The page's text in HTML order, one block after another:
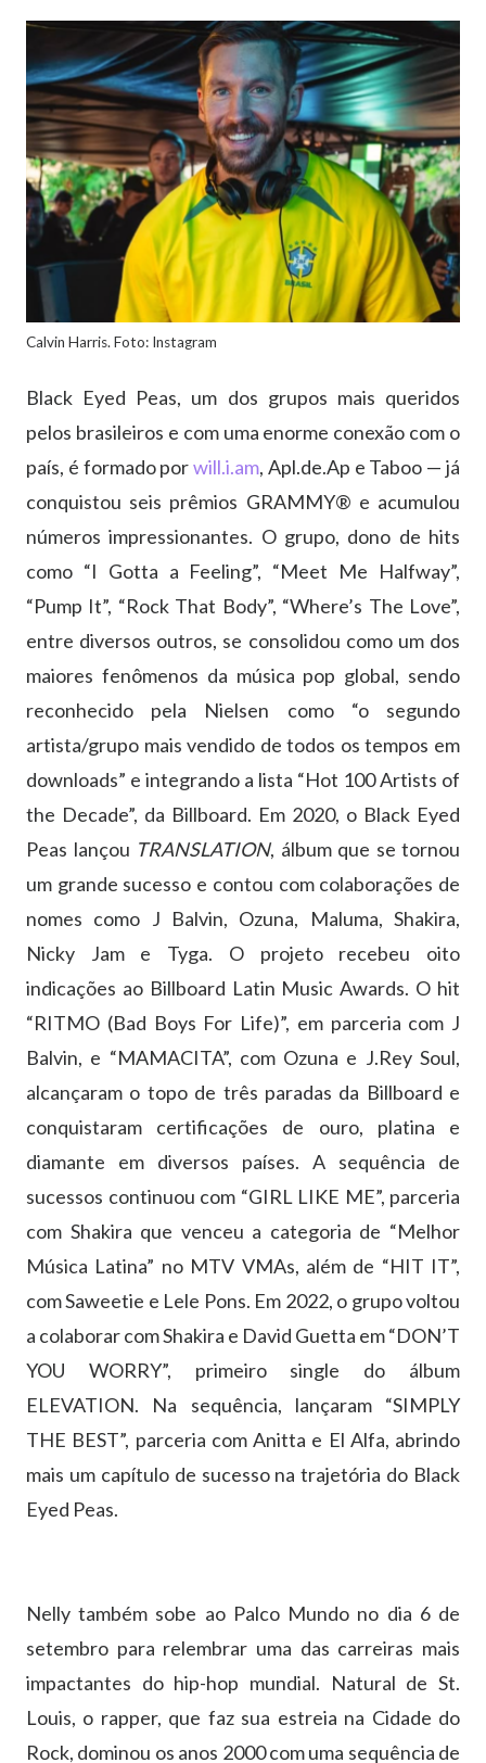
Calvin Harris. Foto: Instagram
Black Eyed Peas, um dos grupos mais queridos
pelos brasileiros e com uma enorme conexão com o
país, é formado porwill.i.am, Apl.de.Ap e Taboo — já
conquistou seis prêmios GRAMMY® e acumulou
números impressionantes. O grupo, dono de hits
como “I Gotta a Feeling”, “Meet Me Halfway”,
“Pump It”, “Rock That Body”, “Where’s The Love”,
entre diversos outros, se consolidou como um dos
maiores fenômenos da música pop global, sendo
reconhecido pela Nielsen como “o segundo
artista/grupo mais vendido de todos os tempos em
downloads” e integrando a lista “Hot 100 Artists of
the Decade”, da Billboard. Em 2020, o Black Eyed
Peas lançou TRANSLATION, álbum que se tornou
um grande sucesso e contou com colaborações de
nomes como J Balvin, Ozuna, Maluma, Shakira,
Nicky Jam e Tyga. O projeto recebeu oito
indicações ao Billboard Latin Music Awards. O hit
“RITMO (Bad Boys For Life)”, em parceria com J
Balvin, e “MAMACITA”, com Ozuna e J.Rey Soul,
alcançaram o topo de três paradas da Billboard e
conquistaram certificações de ouro, platina e
diamante em diversos países. A sequência de
sucessos continuou com “GIRL LIKE ME”, parceria
com Shakira que venceu a categoria de “Melhor
Música Latina” no MTV VMAs, além de “HIT IT”,
com Saweetie e Lele Pons. Em 2022, o grupo voltou
a colaborar com Shakira e David Guetta em “DON’T
YOU WORRY”, primeiro single do álbum
ELEVATION. Na sequência, lançaram “SIMPLY
THE BEST”, parceria com Anitta e El Alfa, abrindo
mais um capítulo de sucesso na trajetória do Black
Eyed Peas.
Nelly também sobe ao Palco Mundo no dia 6 de
setembro para relembrar uma das carreiras mais
impactantes do hip-hop mundial. Natural de St.
Louis, o rapper, que faz sua estreia na Cidade do
Rock, dominou os anos 2000 com uma sequência de